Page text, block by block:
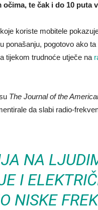
te čak i do 10 puta
koriste mobitele
ponašanju, pogotovo ako
tijekom trudnoće utječe na
The Journal of the
da slabi radio-
NA
I
NISKE